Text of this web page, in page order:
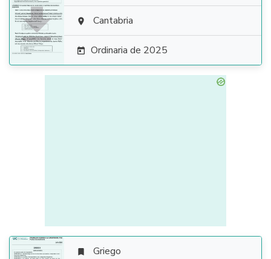
  Cantabria
 Ordinaria de 2025
 Griego